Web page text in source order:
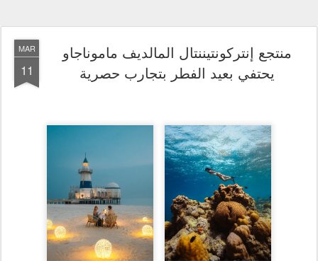
MAR
11
منتجع إنتركونتيننتال المالديف ماموناجاو
يحتفي بعيد الفطر بتجارب حصرية